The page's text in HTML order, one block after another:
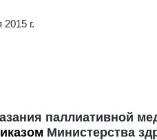
г.
паллиативной
Министерства